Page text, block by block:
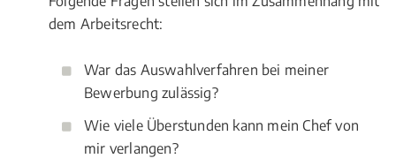
dem Arbeitsrecht:
War das Auswahlverfahren bei meiner
Bewerbung zulässig?
Wie viele Überstunden kann mein Chef von
mir verlangen?